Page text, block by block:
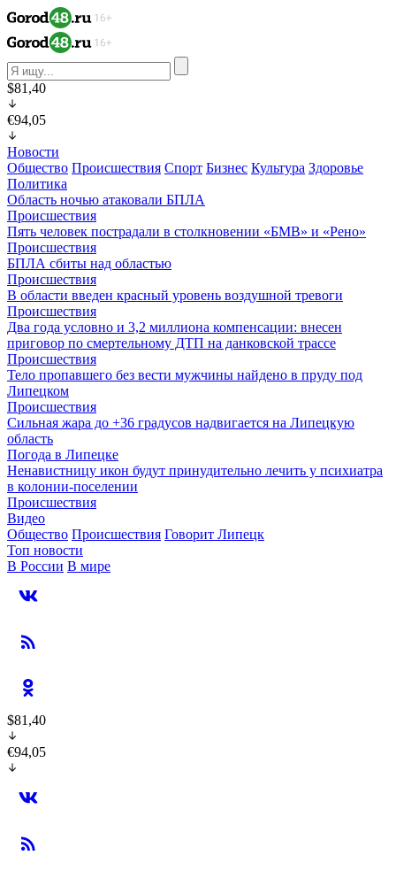
$81,40
€94,05
Новости
Общество Происшествия Спорт Бизнес Культура Здоровье
Политика
Область ночью атаковали БПЛА
Происшествия
Пять человек пострадали в столкновении «БМВ» и «Рено»
Происшествия
БПЛА сбиты над областью
Происшествия
В области введен красный уровень воздушной тревоги
Происшествия
Два года условно и 3,2 миллиона компенсации: внесен
приговор по смертельному ДТП на данковской трассе
Происшествия
Тело пропавшего без вести мужчины найдено в пруду под
Липецком
Происшествия
Сильная жара до +36 градусов надвигается на Липецкую
область
Погода в Липецке
Ненавистницу икон будут принудительно лечить у психиатра
в колонии-поселении
Происшествия
Видео
Общество Происшествия Говорит Липецк
Топ новости
В России В мире
$81,40
€94,05